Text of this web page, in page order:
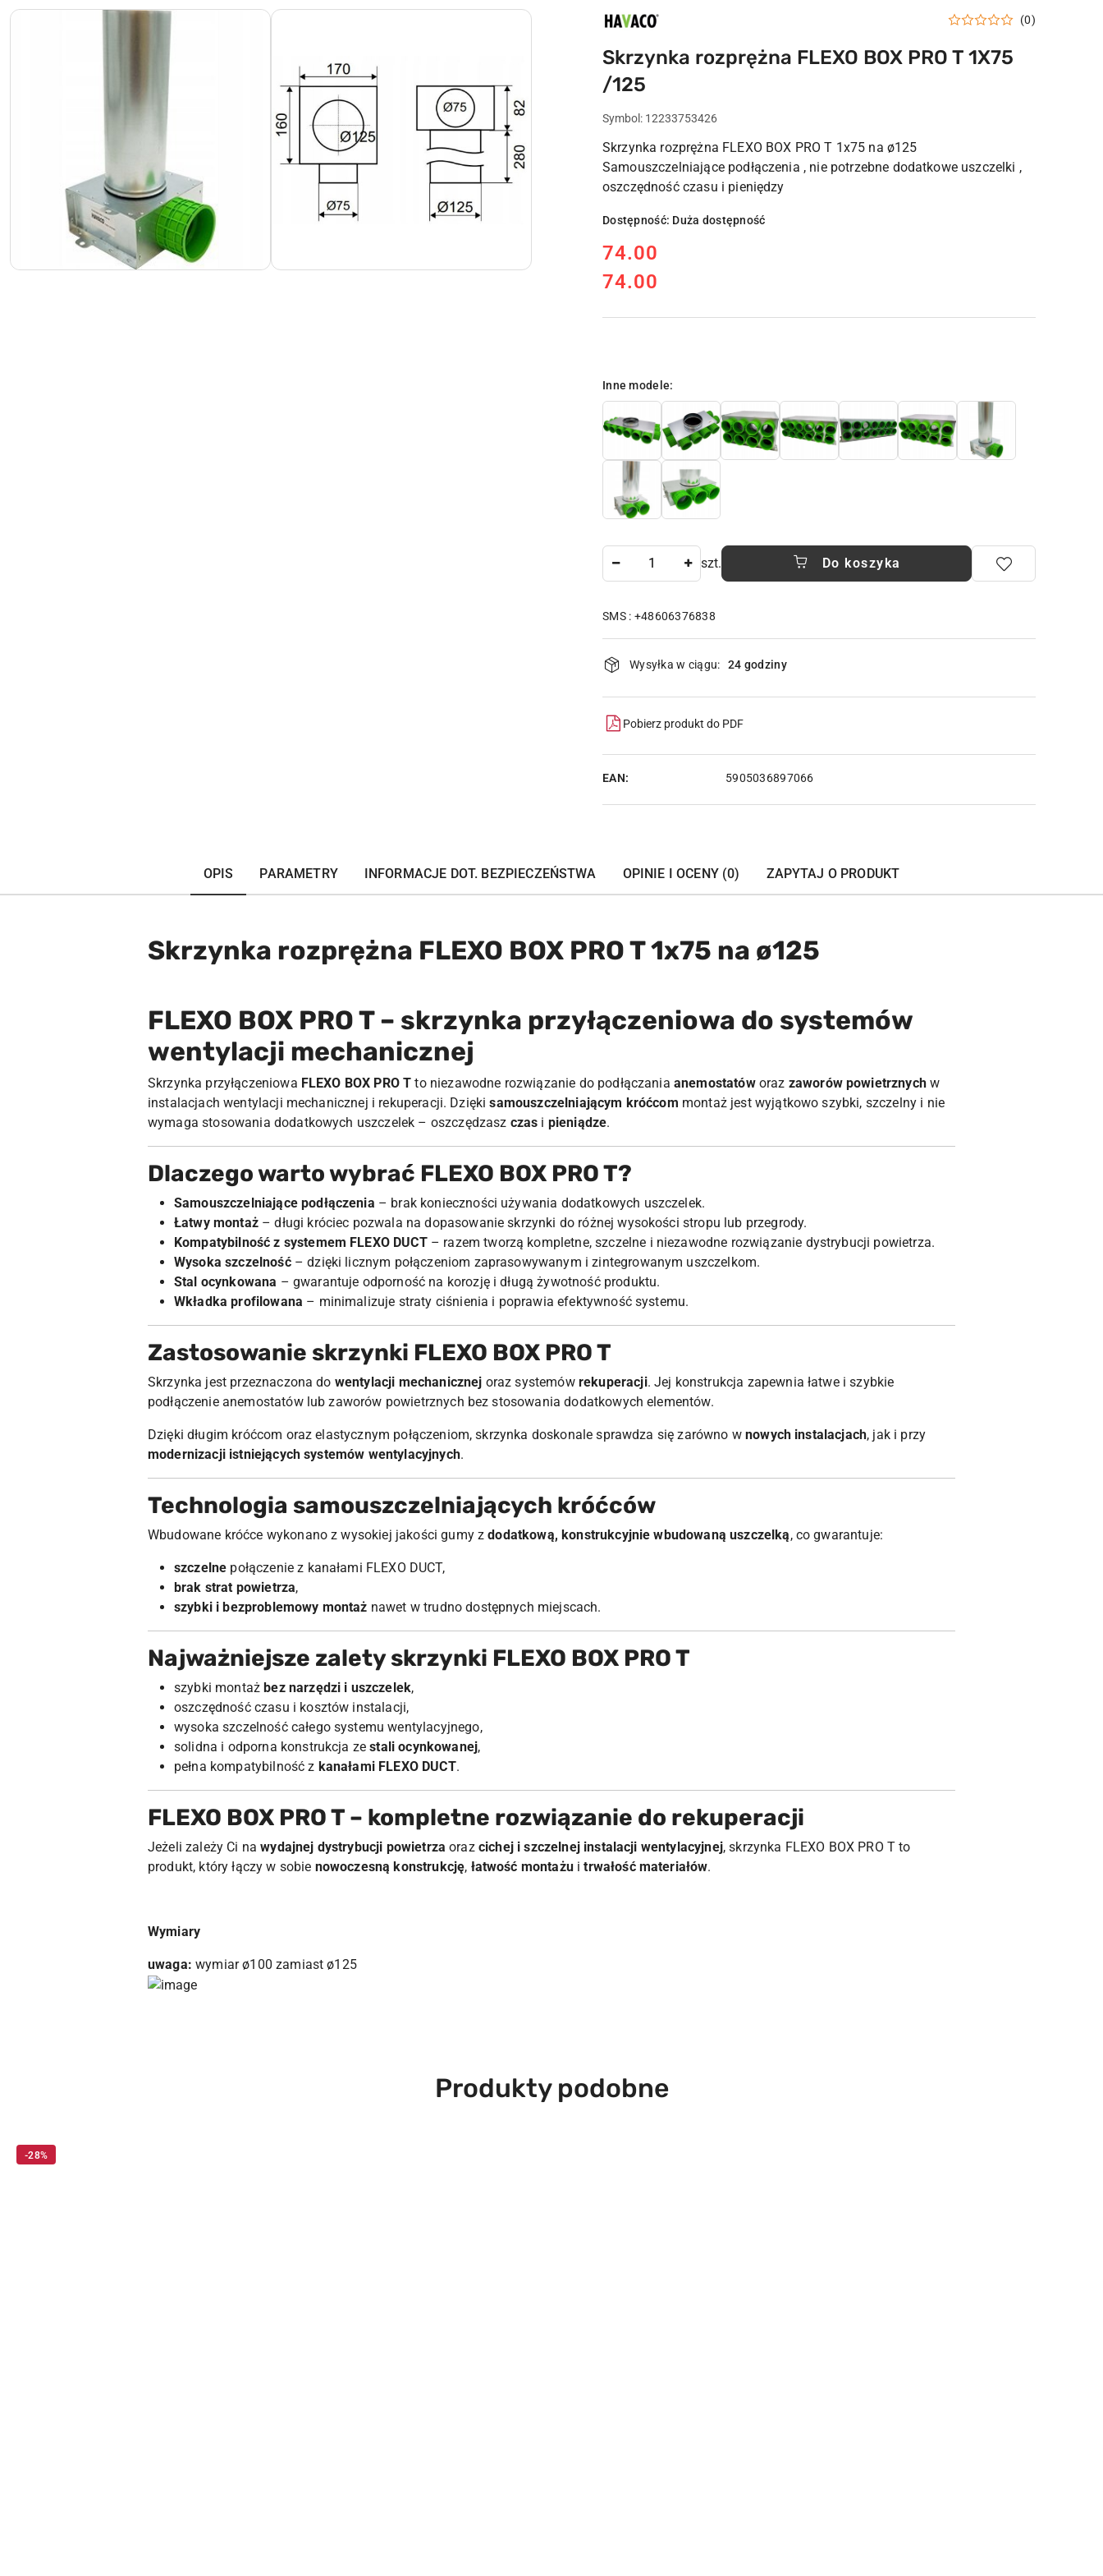
HAVACO (0)
Skrzynka rozprężna FLEXO BOX PRO T 1X75
/125
Symbol: 12233753426
Skrzynka rozprężna FLEXO BOX PRO T 1x75 na ø125
Samouszczelniające podłączenia , nie potrzebne dodatkowe uszczelki ,
oszczędność czasu i pieniędzy
Dostępność: Duża dostępność
cena:
74.00
Cena:
74.00
Wariant
Inne modele:
szt. Do koszyka
SMS : +48606376838
Dostępność
i
dostawa
Wysyłka w ciągu: 24 godziny
Pobierz produkt do PDF
EAN: 5905036897066
OPIS PARAMETRY INFORMACJE DOT. BEZPIECZEŃSTWA OPINIE I OCENY (0) ZAPYTAJ O PRODUKT
Skrzynka rozprężna FLEXO BOX PRO T 1x75 na ø125
FLEXO BOX PRO T – skrzynka przyłączeniowa do systemów
wentylacji mechanicznej
Skrzynka przyłączeniowa FLEXO BOX PRO T to niezawodne rozwiązanie do podłączania anemostatóworaz zaworów powietrznychw
instalacjach wentylacji mechanicznej i rekuperacji. Dziękisamouszczelniającym króćcom montaż jest wyjątkowo szybki, szczelny i nie
wymaga stosowania dodatkowych uszczelek – oszczędzasz czas i pieniądze.
Dlaczego warto wybrać FLEXO BOX PRO T?
Samouszczelniające podłączenia – brak konieczności używania dodatkowych uszczelek.
Łatwy montaż– długi króciec pozwala na dopasowanie skrzynki do różnej wysokości stropu lub przegrody.
Kompatybilność z systemem FLEXO DUCT– razem tworzą kompletne, szczelne i niezawodne rozwiązanie dystrybucji powietrza.
Wysoka szczelność– dzięki licznym połączeniom zaprasowywanym i zintegrowanym uszczelkom.
Stal ocynkowana – gwarantuje odporność na korozję i długą żywotność produktu.
Wkładka profilowana – minimalizuje straty ciśnienia i poprawia efektywność systemu.
Zastosowanie skrzynki FLEXO BOX PRO T
Skrzynka jest przeznaczona do wentylacji mechanicznej oraz systemów rekuperacji. Jej konstrukcja zapewnia łatwe i szybkie
podłączenie anemostatów lub zaworów powietrznych bez stosowania dodatkowych elementów.
Dzięki długim króćcom oraz elastycznym połączeniom, skrzynka doskonale sprawdza się zarówno wnowych instalacjach, jak i przy
modernizacji istniejących systemów wentylacyjnych.
Technologia samouszczelniających króćców
Wbudowane króćce wykonano z wysokiej jakości gumy zdodatkową, konstrukcyjnie wbudowaną uszczelką, co gwarantuje:
szczelne połączenie z kanałami FLEXO DUCT,
brak strat powietrza,
szybki i bezproblemowy montaż nawet w trudno dostępnych miejscach.
Najważniejsze zalety skrzynki FLEXO BOX PRO T
szybki montaż bez narzędzi i uszczelek,
oszczędność czasu i kosztów instalacji,
wysoka szczelność całego systemu wentylacyjnego,
solidna i odporna konstrukcja zestali ocynkowanej,
pełna kompatybilność z kanałami FLEXO DUCT.
FLEXO BOX PRO T – kompletne rozwiązanie do rekuperacji
Jeżeli zależy Ci nawydajnej dystrybucji powietrza oraz cichej i szczelnej instalacji wentylacyjnej, skrzynka FLEXO BOX PRO T to
produkt, który łączy w sobie nowoczesną konstrukcję, łatwość montażuitrwałość materiałów.
Wymiary
uwaga: wymiar ø100 zamiast ø125
Produkty
Produkty podobne
-28%